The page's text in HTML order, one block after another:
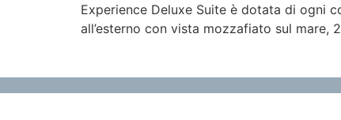
Experience Deluxe Suite è dotata di ogni
all’esterno con vista mozzafiato sul